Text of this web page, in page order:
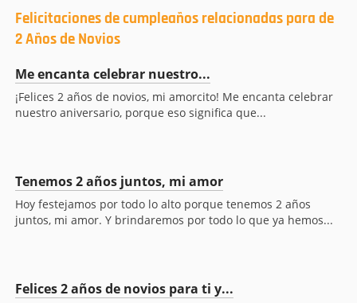
Felicitaciones de cumpleaños relacionadas para de
2 Años de Novios
Me encanta celebrar nuestro...
¡Felices 2 años de novios, mi amorcito! Me encanta celebrar
nuestro aniversario, porque eso significa que...
Tenemos 2 años juntos, mi amor
Hoy festejamos por todo lo alto porque tenemos 2 años
juntos, mi amor. Y brindaremos por todo lo que ya hemos...
Felices 2 años de novios para ti y...